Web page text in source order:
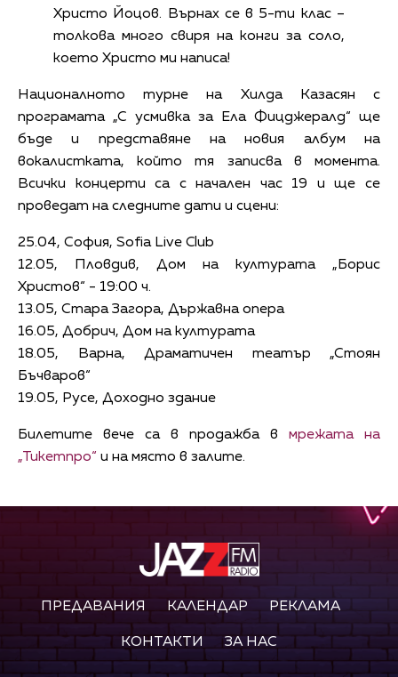
Христо Йоцов. Върнах се в 5-ти клас –
толкова много свиря на конги за соло,
което Христо ми написа!
Националното турне на Хилда Казасян с
програмата „С усмивка за Ела Фицджералд“ ще
бъде и представяне на новия албум на
вокалистката, който тя записва в момента.
Всички концерти са с начален час 19 и ще се
проведат на следните дати и сцени:
25.04, София, Sofia Live Club
12.05, Пловдив, Дом на културата „Борис
Христов“ - 19:00 ч.
13.05, Стара Загора, Държавна опера
16.05, Добрич, Дом на културата
18.05, Варна, Драматичен театър „Стоян
Бъчваров“
19.05, Русе, Доходно здание
Билетите вече са в продажба в мрежата на
„Тикетпро“ и на място в залите.
ПРЕДАВАНИЯ КАЛЕНДАР РЕКЛАМА
КОНТАКТИ ЗА НАС